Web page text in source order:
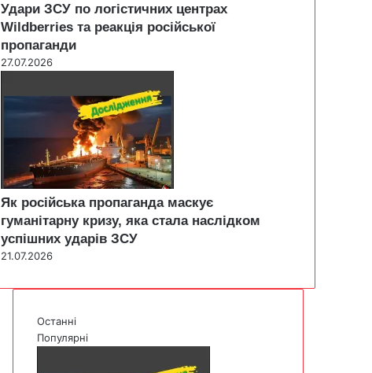
Удари ЗСУ по логістичних центрах
Wildberries та реакція російської
пропаганди
27.07.2026
Як російська пропаганда маскує
гуманітарну кризу, яка стала наслідком
успішних ударів ЗСУ
21.07.2026
Останні
Популярні